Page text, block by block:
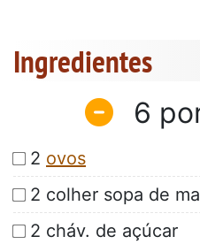
Ingredientes
6
2 ovos
2 colher sopa de
2 cháv. de açúcar